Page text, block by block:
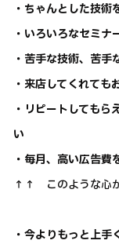
・ちゃんとした技術
・いろいろなセミ
・苦手な技術、苦手
・来店してくれても
・リピートしても
い
・毎月、高い広告
↑↑ このような心か
・今よりもっと上手